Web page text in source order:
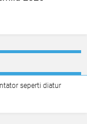
seperti diatur